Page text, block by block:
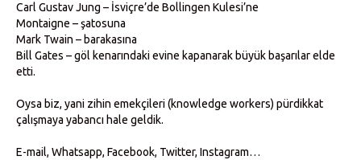
Carl Gustav Jung – İsviçre’de Bollingen Kulesi’ne
Montaigne – şatosuna
Mark Twain – barakasına
Bill Gates – göl kenarındaki evine kapanarak büyük başarılar elde
etti.
Oysa biz, yani zihin emekçileri (knowledge workers) pürdikkat
çalışmaya yabancı hale geldik.
E-mail, Whatsapp, Facebook, Twitter, Instagram…